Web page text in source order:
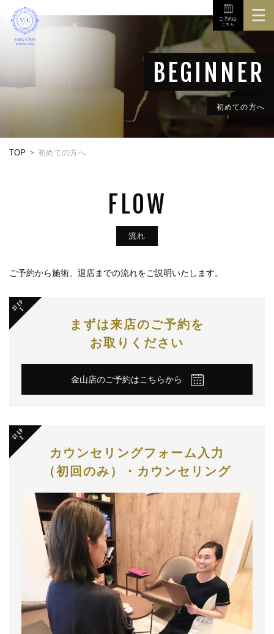
店舗
ご予約は
こちら
初めての方へ
TOP 初めての方へ
FLOW
ご予約から施術、退店までの流れをご説明いたします。
まずは来店のご予約を
お取りください
金山店のご予約はこちらから
カウンセリングフォーム入力
（初回のみ）・ カウンセリング